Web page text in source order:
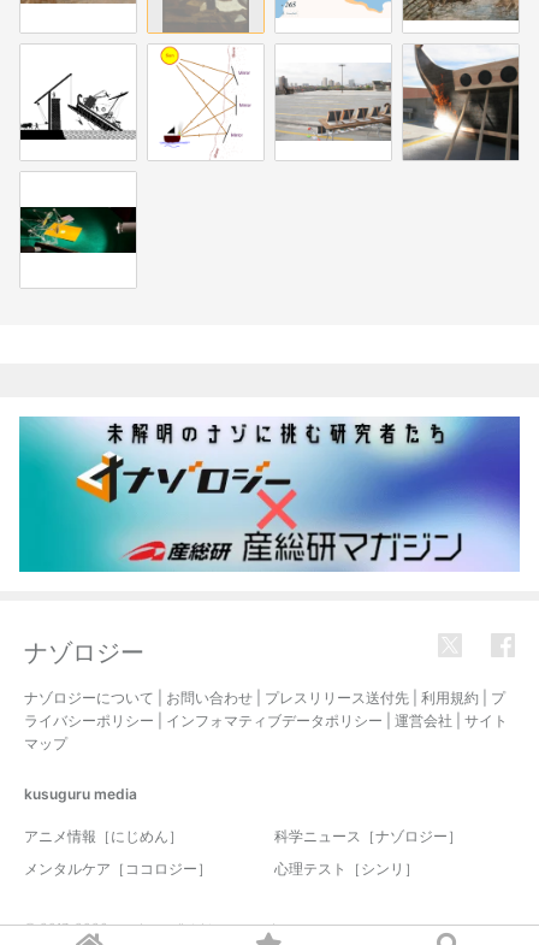
ナゾロジー
ナゾロジーについて お問い合わせ プレスリリース送付先 利用規約
プ
ライバシーポリシー
インフォマティブデータポリシー 運営会社
サイト
マップ
kusuguru media
アニメ情報［にじめん］
科学ニュース［ナゾロジー］
メンタルケア［ココロジー］
心理テスト［シンリ］
© 2017-2026 nazology. all rights reserved.